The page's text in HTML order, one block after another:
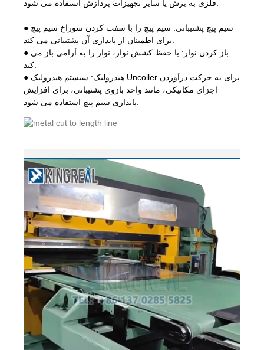
● سیم پیچ پشتیبانی: سیم پیچ را با سفت کردن سوراخ سیم پیچ
● باز کردن نوار: با حفظ کشش نوار، نوار را به آرامی باز می
● هیدرولیک: سیستم هیدرولیک Uncoiler برای به حرکت درآوردن
اجزای مکانیکی، مانند واحد بازوی پشتیبانی، برای افزایش